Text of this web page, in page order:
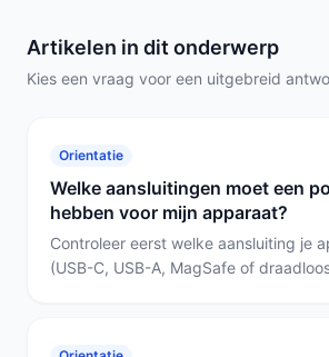
Artikelen in dit onderwerp
Kies een vraag voor een uitgebreid
Orientatie
Welke aansluitingen moet een
hebben voor mijn apparaat?
Controleer eerst welke aansluiting je
(USB-C, USB-A, MagSafe of